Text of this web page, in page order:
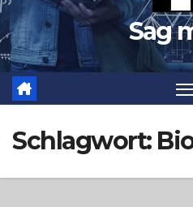
Sag
Schlagwort: